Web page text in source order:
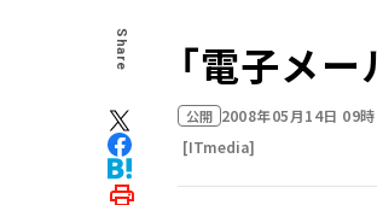
Share 「電子メ
公開 2008年05月14日 09
[ITmedia]